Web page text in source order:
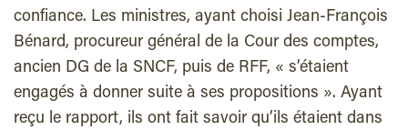
confiance. Les ministres, ayant choisi Jean-François
Bénard, procureur général de la Cour des comptes,
ancien DG de la SNCF, puis de RFF, « s’étaient
engagés à donner suite à ses propositions ». Ayant
reçu le rapport, ils ont fait savoir qu’ils étaient dans